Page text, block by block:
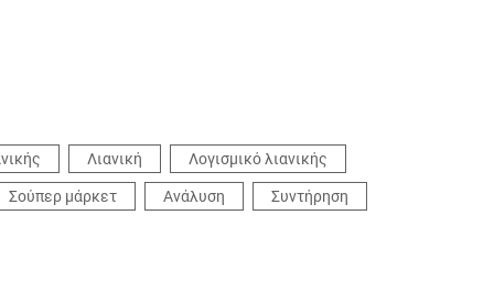
Λιανική
Λογισμικό λιανικής
Σούπερ μάρκετ
Ανάλυση Συντήρηση